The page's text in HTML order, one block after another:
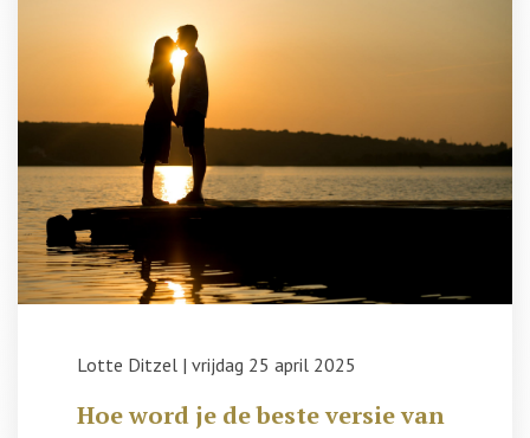
Lotte Ditzel | vrijdag 25 april 2025
Hoe word je de beste versie van